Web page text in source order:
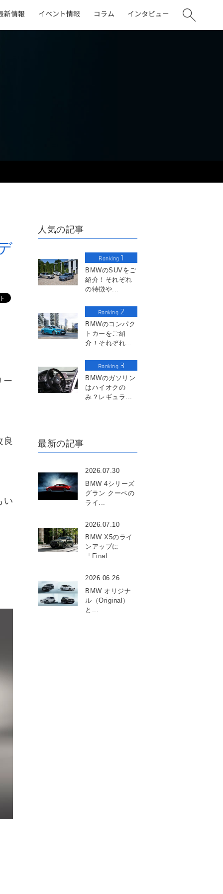
新情報 イベント情報 コラム インタビュー
ー
良
い
人気の記事
Ranking1
BMWのSUVをご
紹介！それぞれ
の特徴や...
Ranking 2
BMWのコンパク
トカーをご紹
介！それぞれ...
Ranking 3
BMWのガソリン
はハイオクの
み？レギュラ...
最新の記事
2026.07.30
BMW 4シリーズ
グラン クーペの
ライ...
2026.07.10
BMW X5のライ
ンアップに
「Final...
2026.06.26
BMW オリジナ
ル（Original）
と...